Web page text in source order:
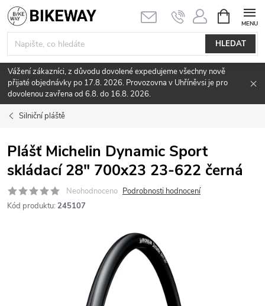
Přejít
na
obsah
HLEDAT
NÁKUPNÍ
KOŠÍK
Vážení zákazníci, z důvodu dovolené expedujeme všechny nově
přijaté objednávky po 17.8. 2026. Provozovna v Uhříněvsi je pro
dovolenou zavřena od 6.8. do 16.8. 2026.
Silniční pláště
Plášť Michelin Dynamic Sport
skládací 28" 700x23 23-622 černá
Neohodnoceno Podrobnosti hodnocení
Kód produktu: 245107